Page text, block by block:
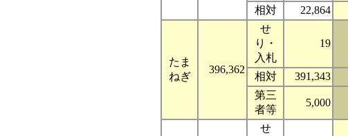
相対 22,864
たま
ねぎ
396,362
せ
り・
入札
19
相対 391,343
第三
者等
5,000
せ